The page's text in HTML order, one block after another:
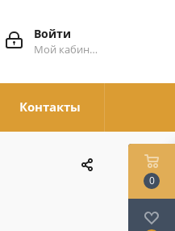
Войти
Мой кабинет
Контакты
0